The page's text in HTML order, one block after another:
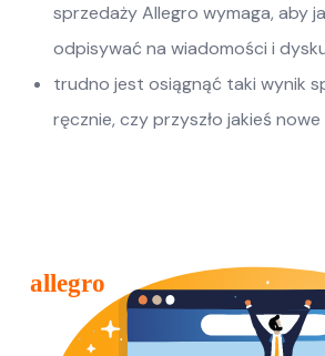
sprzedaży Allegro wymaga, aby
odpisywać na wiadomości i
trudno jest osiągnąć taki wynik
ręcznie, czy przyszło jakieś